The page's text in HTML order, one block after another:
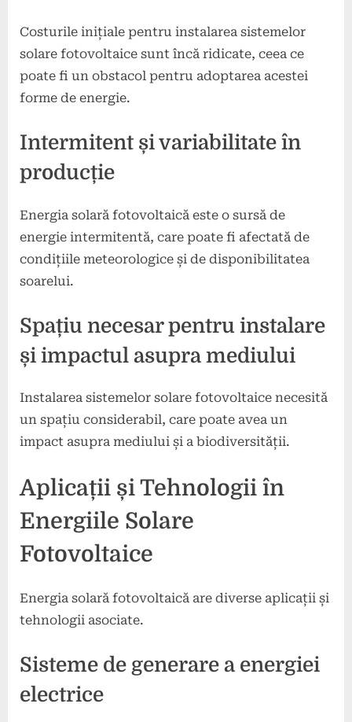
Costurile inițiale pentru instalarea sistemelor
solare fotovoltaice sunt încă ridicate, ceea ce
poate fi un obstacol pentru adoptarea acestei
forme de energie.
Intermitent și variabilitate în
producție
Energia solară fotovoltaică este o sursă de
energie intermitentă, care poate fi afectată de
condițiile meteorologice și de disponibilitatea
soarelui.
Spațiu necesar pentru instalare
și impactul asupra mediului
Instalarea sistemelor solare fotovoltaice necesită
un spațiu considerabil, care poate avea un
impact asupra mediului și a biodiversității.
Aplicații și Tehnologii în
Energiile Solare
Fotovoltaice
Energia solară fotovoltaică are diverse aplicații și
tehnologii asociate.
Sisteme de generare a energiei
electrice